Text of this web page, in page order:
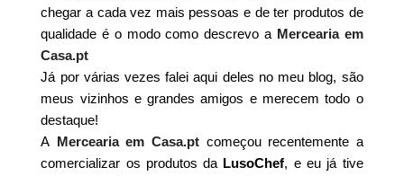
chegar a cada vez mais pessoas e de ter produtos de
qualidade é o modo como descrevo a Mercearia em
Casa.pt
Já por várias vezes falei aqui deles no meu blog, são
meus vizinhos e grandes amigos e merecem todo o
destaque!
A Mercearia em Casa.pt começou recentemente a
comercializar os produtos da LusoChef, e eu já tive